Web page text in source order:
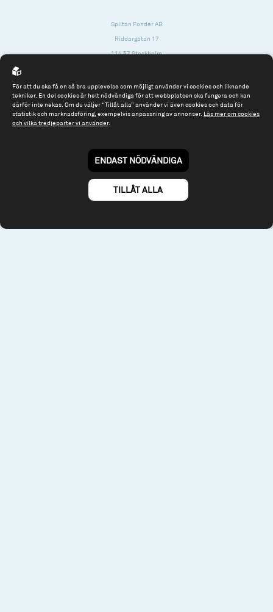
Spiltan Fonder AB
Riddargatan 17
114 57 Stockholm
Tel: 08 - 545 813 40
Till spiltan.se
© 2026 - Spiltan Fonder AB
By Sphinxly
För att du ska få en så bra upplevelse som möjligt använder vi cookies och liknande
tekniker. En del cookies är helt nödvändiga för att webbplatsen ska fungera och kan
därför inte nekas. Om du väljer “Tillåt alla” använder vi även cookies och data för
statistik och marknadsföring, exempelvis anpassning av annonser. Läs mer om cookies
och vilka tredjeparter vi använder.
ENDAST NÖDVÄNDIGA
TILLÅT ALLA